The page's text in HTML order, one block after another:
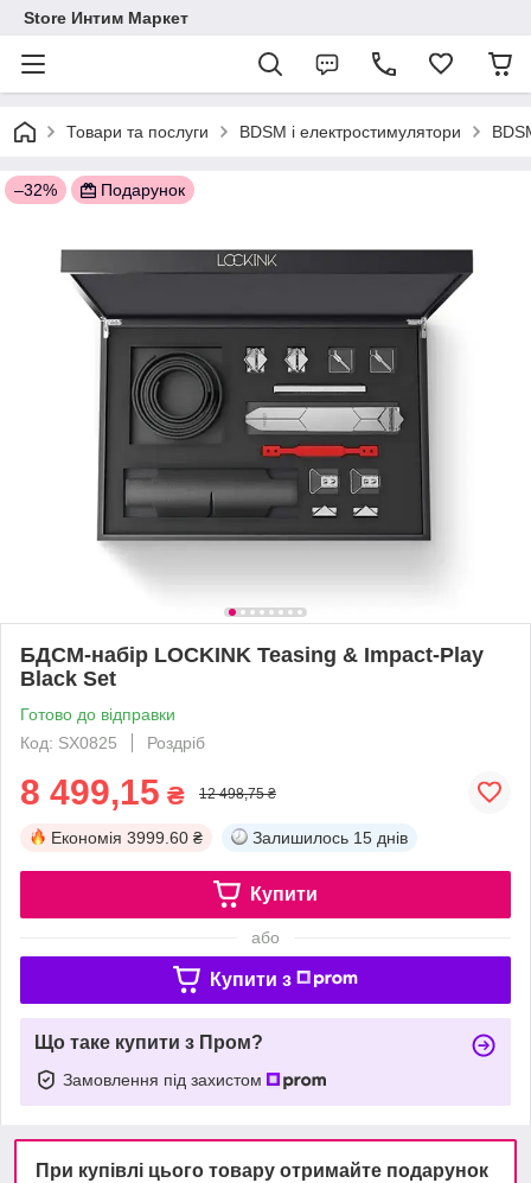
Store Интим Маркет
Товари та послуги BDSM і електростимулятори
–32% Подарунок
БДСМ-набір LOCKINK Teasing & Impact-Play
Black Set
Готово до відправки
Код: SX0825
Роздріб
8 499,15 ₴ 12 498,75 ₴
Економія 3999.60 ₴ Залишилось 15 днів
Купити
або
Купити з
Що таке купити з Пром?
Замовлення під захистом
При купівлі цього товару отримайте подарунок